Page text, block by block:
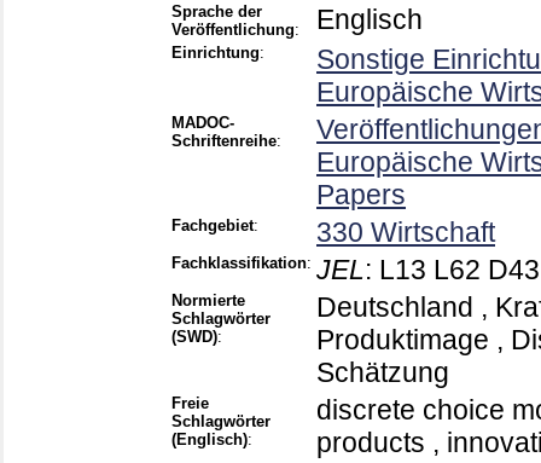
Sprache der
Veröffentlichung: Englisch
Einrichtung:
Sonstige
Europäische
MADOC-
Schriftenreihe:
Europäische
Papers
Fachgebiet: 330 Wirtschaft
Fachklassifikation: JEL: L13 L62
Normierte
Schlagwörter
(SWD):
Deutschland ,
Produktimage ,
Schätzung
Freie
Schlagwörter
(Englisch):
discrete choice
products ,